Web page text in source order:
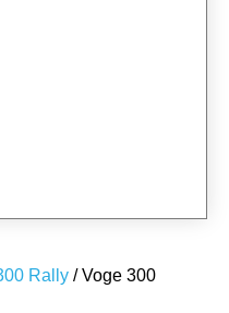
Rally / Voge 300